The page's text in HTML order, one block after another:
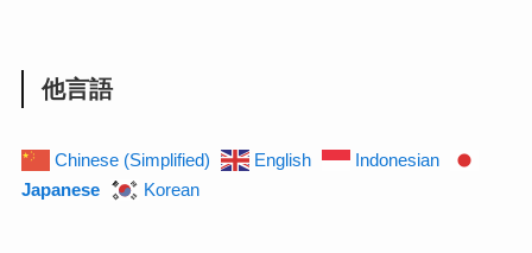
他言語
Chinese (Simplified) English
Indonesian
Japanese
Korean